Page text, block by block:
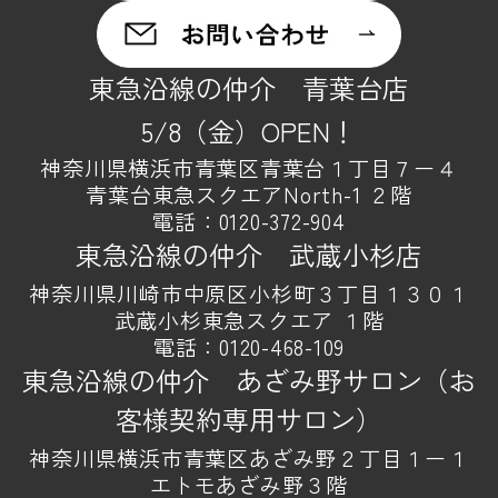
東急沿線の仲介 青葉台店
5/8（金）OPEN！
神奈川県横浜市青葉区青葉台１丁目７ー４
青葉台東急スクエアNorth-1 ２階
電話： 0120-372-904
東急沿線の仲介 武蔵小杉店
神奈川県川崎市中原区小杉町３丁目１３０１
武蔵小杉東急スクエア １階
電話：0120-468-109
東急沿線の仲介 あざみ野サロン（お
客様契約専用サロン）
神奈川県横浜市青葉区あざみ野２丁目１ー１
エトモあざみ野３階